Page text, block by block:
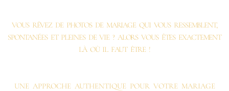
VOUS RÊVEZ DE PHOTOS DE MARIAGE QUI VOUS RESSEMBLENT,
SPONTANÉES ET PLEINES DE VIE ? ALORS VOUS ÊTES EXACTEMENT
LÀ OÙ IL FAUT ÊTRE !
UNE APPROCHE AUTHENTIQUE POUR VOTRE MARIAGE